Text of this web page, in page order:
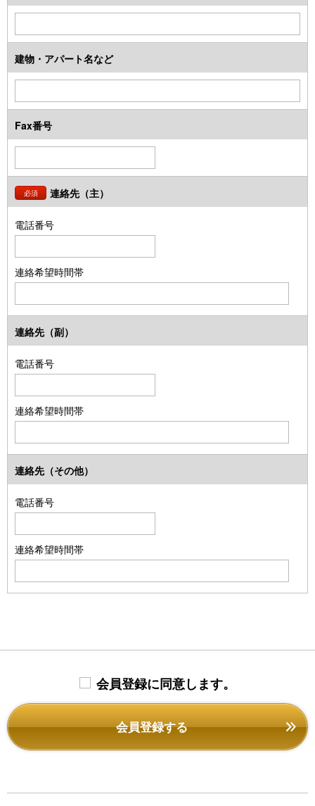
建物・アパート名など
Fax番号
必須 連絡先（主）
電話番号
連絡希望時間帯
連絡先（副）
電話番号
連絡希望時間帯
連絡先（その他）
電話番号
連絡希望時間帯
会員登録に同意します。
会員登録する